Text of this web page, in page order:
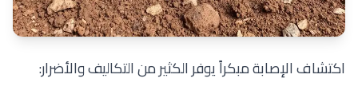
اكتشاف الإصابة مبكراً يوفر الكثير من التكاليف والأضرار: